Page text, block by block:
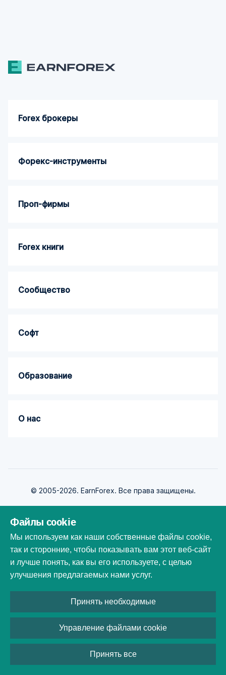
Forex брокеры
Форекс-инструменты
Проп-фирмы
Forex книги
Сообщество
Софт
Образование
О нас
© 2005-2026. EarnForex. Все права защищены.
являются собственностью их владельцев. Все названия компаний,
продуктов и услуг, использованы на этом веб-сайте только в
целях идентификации. Использование этих названий, товарных
знаков и брендов не подразумевает партнерства или одобрения
со стороны соответствующих компаний.
Разработан
Файлы cookie
Мы используем как наши собственные файлы cookie,
так и сторонние, чтобы показывать вам этот веб-сайт
и лучше понять, как вы его используете, с целью
улучшения предлагаемых нами услуг.
Принять необходимые
Управление файлами cookie
Принять все